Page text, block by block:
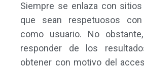
Siempre se enlaza con
que sean respetuosos
como usuario. No
responder de los
obtener con motivo del